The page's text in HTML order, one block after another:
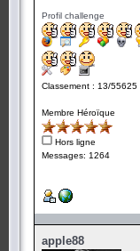
Profil challenge
Classement : 13/55625
Membre Héroïque
Hors ligne
Messages: 1264
apple88